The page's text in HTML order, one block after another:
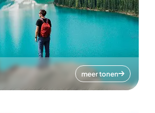
meer tonen